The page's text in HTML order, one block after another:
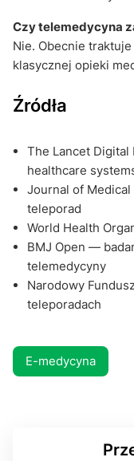
Czy telemedycyna
Nie. Obecnie
klasycznej opieki
Źródła
The Lancet
healthcare
Journal of
teleporad
World Health
BMJ Open —
telemedycyny
Narodowy
teleporadach
E-medycyna